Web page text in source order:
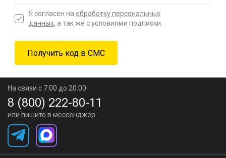
Я согласен на обработку персональных
данных, а так же с условиями подписки.
На связи с 7:00 до 20:00
8 (800) 222-80-11
или пишите в мессенджер: